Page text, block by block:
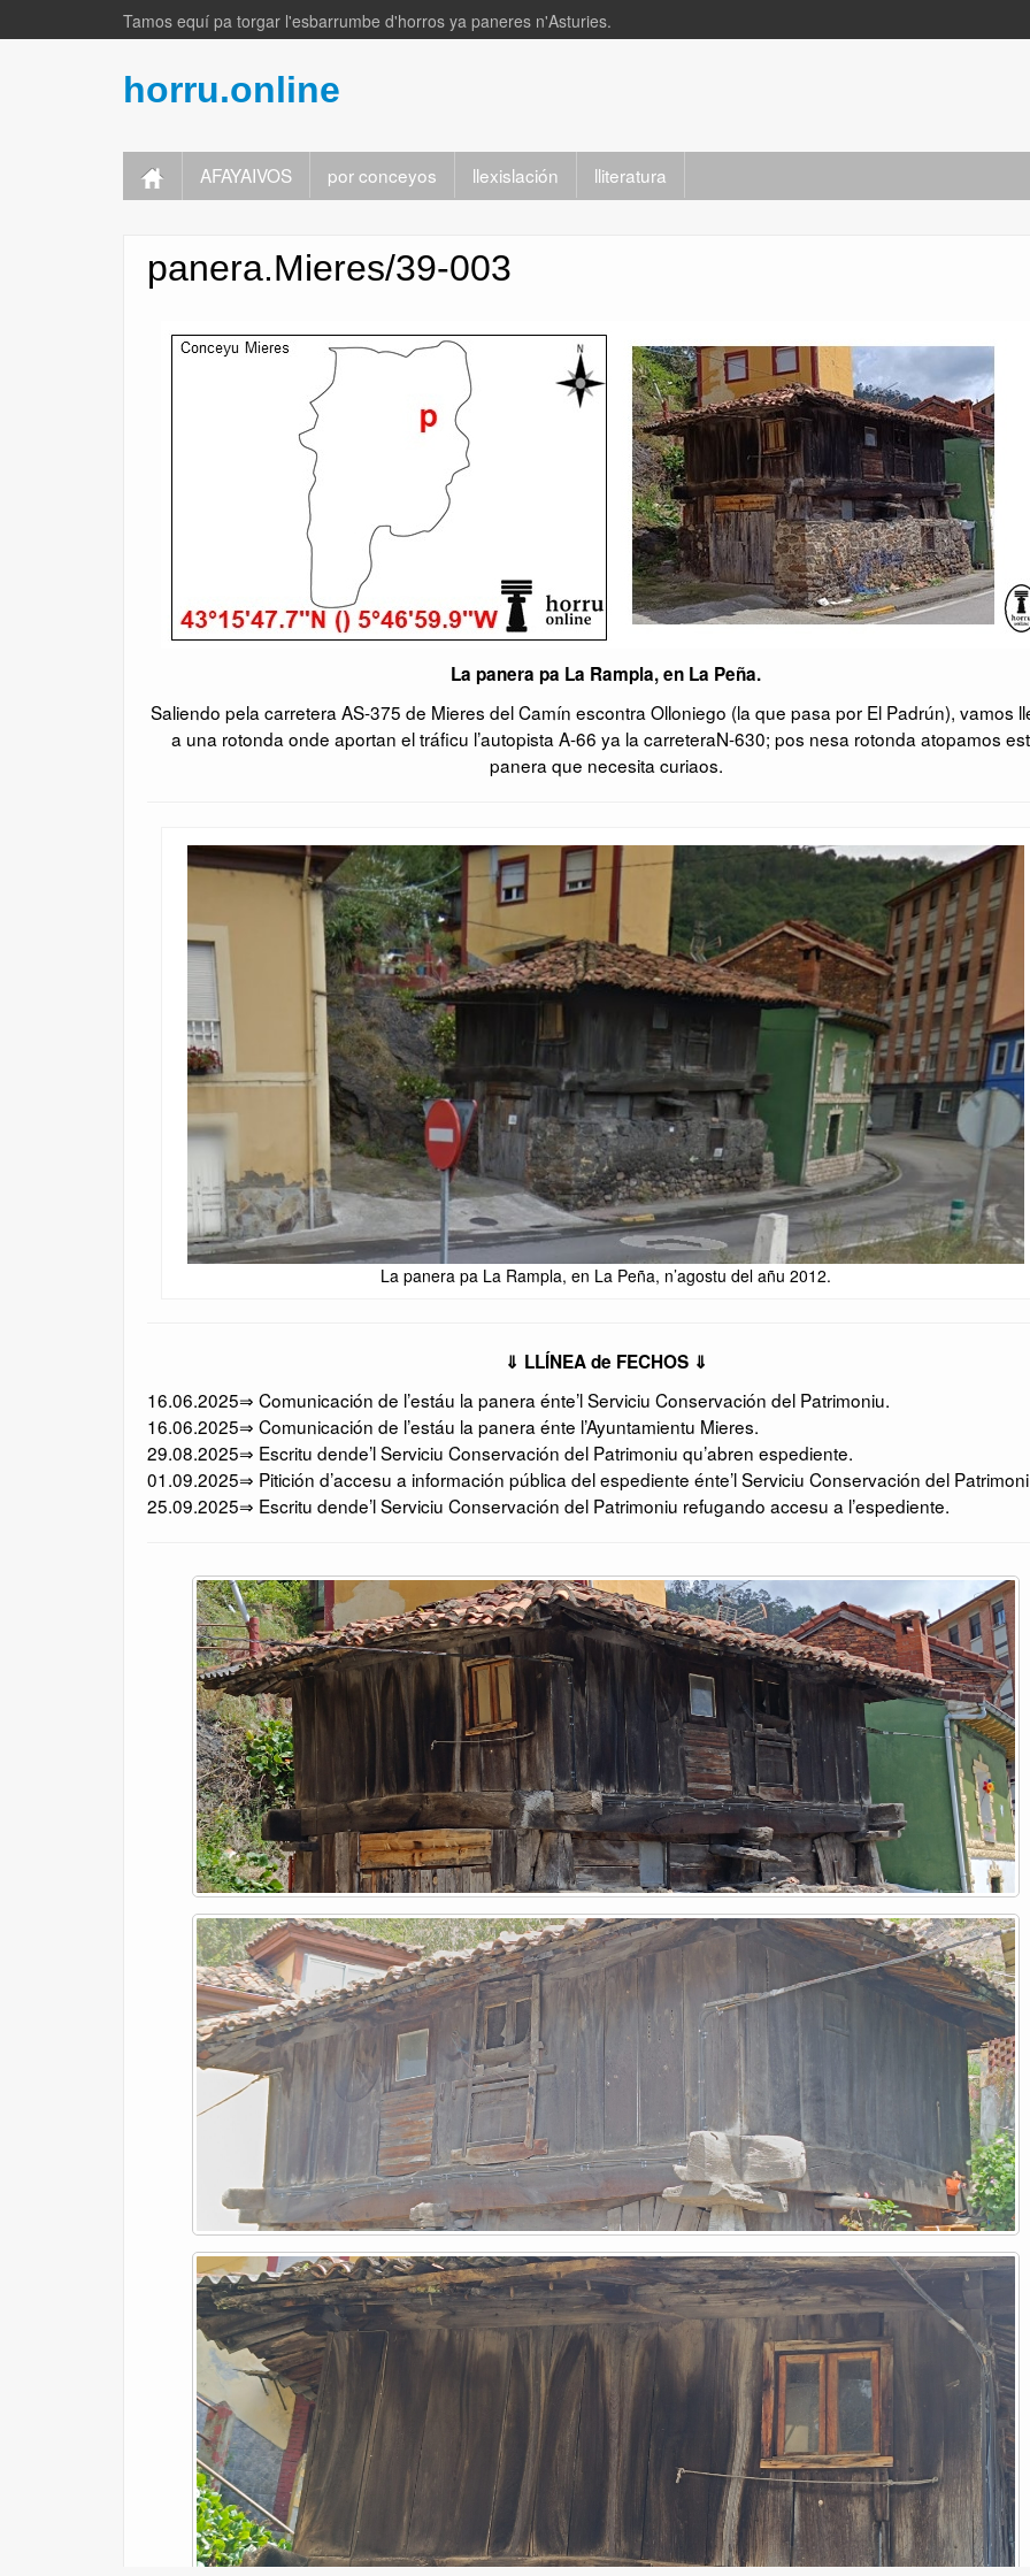
Tamos equí pa torgar l'esbarrumbe d'horros ya paneres n'Asturies.
horru.online
AFAYAIVOS por conceyos llexislación lliteratura
panera.Mieres/39-003
La panera pa La Rampla, en La Peña.
Saliendo pela carretera AS-375 de Mieres del Camín escontra Olloniego (la que pasa por El Padrún), vamos
a una rotonda onde aportan el tráficu l’autopista A-66 ya la carreteraN-630; pos nesa rotonda atopamos
panera que necesita curiaos.
La panera pa La Rampla, en La Peña, n’agostu del añu 2012.
⇓ LLÍNEA de FECHOS ⇓
16.06.2025⇒ Comunicación de l’estáu la panera énte’l Serviciu Conservación del Patrimoniu.
16.06.2025⇒ Comunicación de l’estáu la panera énte l’Ayuntamientu Mieres.
29.08.2025⇒ Escritu dende’l Serviciu Conservación del Patrimoniu qu’abren espediente.
01.09.2025⇒ Pitición d’accesu a información pública del espediente énte’l Serviciu Conservación del
25.09.2025⇒ Escritu dende’l Serviciu Conservación del Patrimoniu refugando accesu a l’espediente.